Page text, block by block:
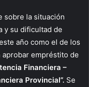
sobre la situación
y su dificultad de
año como el de los
empréstito de
Financiera –
Provincial”. Se